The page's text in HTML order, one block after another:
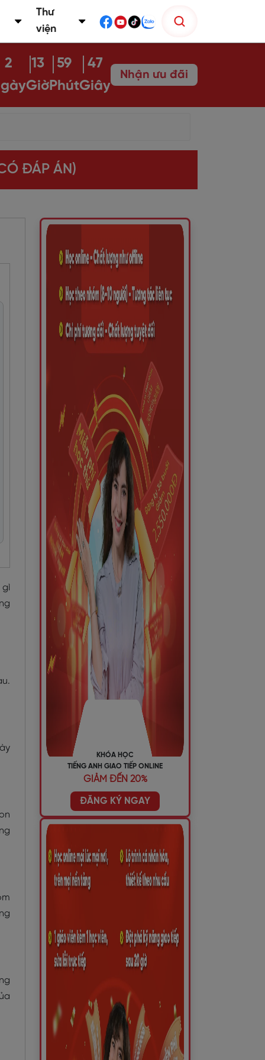
Thư
viện
2
13
Giờ
59
Phút
46
Giây
Nhận ưu đãi
ĐÁP ÁN)
gì
KHÓA HỌC
TIẾNG ANH GIAO TIẾP ONLINE
GIẢM ĐẾN 20%
ĐĂNG KÝ NGAY